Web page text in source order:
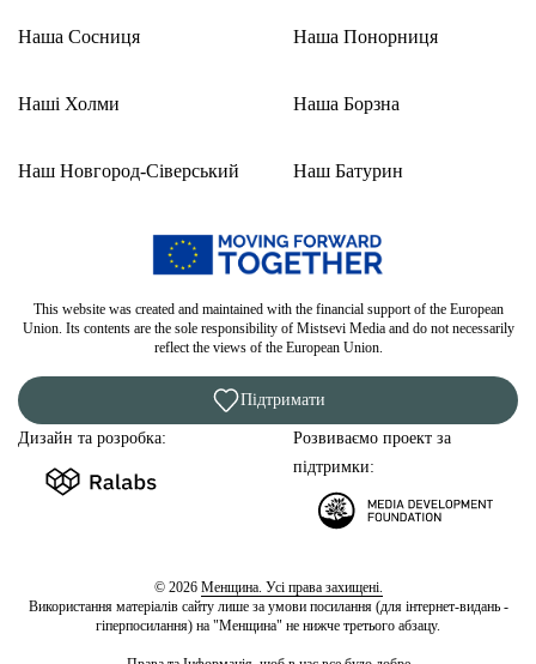
Наша Сосниця
Наші Холми
Наш Новгород-Сіверський
Наша Понорниця
Наша Борзна
Наш Батурин
This website was created and maintained with the financial support of the European
Union. Its contents are the sole responsibility of Mistsevi Media and do not necessarily
reflect the views of the European Union.
Підтримати
Дизайн та розробка:
Розвиваємо проект за
підтримки:
© 2026 Менщина. Усі права захищені.
Використання матеріалів сайту лише за умови посилання (для інтернет-видань -
гіперпосилання) на "Менщина" не нижче третього абзацу.